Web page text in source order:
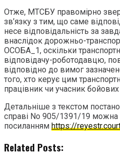
Отже, МТСБУ правомірно
зв’язку з тим, що саме
несе відповідальність за
внаслідок дорожньо-
ОСОБА_1, оскільки
відповідачу-роботодавцю,
відповідно до вимог
того, хто керує цим
працівник чи учасник бойових
Детальніше з текстом
справі No 905/1391/19 можна
посиланням https://
Related Posts: